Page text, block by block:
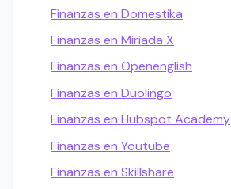
Finanzas en Domestika
Finanzas en Miriada X
Finanzas en Openenglish
Finanzas en Duolingo
Finanzas en Hubspot Academy
Finanzas en Youtube
Finanzas en Skillshare